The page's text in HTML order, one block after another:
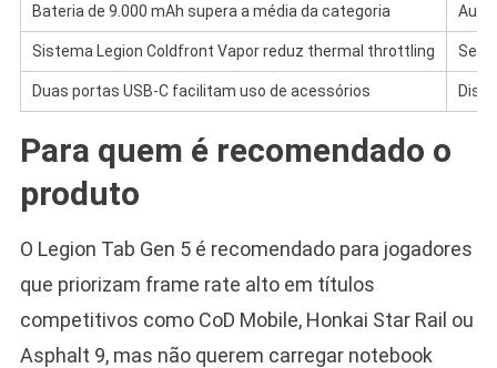
Bateria de 9.000 mAh supera a média da categoria
Sistema Legion Coldfront Vapor reduz thermal throttling Sem
Duas portas USB-C facilitam uso de acessórios
Para quem é recomendado o
produto
O Legion Tab Gen 5 é recomendado para jogadores
que priorizam frame rate alto em títulos
competitivos como CoD Mobile, Honkai Star Rail ou
Asphalt 9, mas não querem carregar notebook